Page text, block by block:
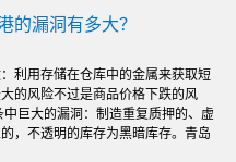
的漏洞有多大？
利用存储在仓库中的金属来获取短
的风险不过是商品价格下跌的风
巨大的漏洞：制造重复质押的、虚
，不透明的库存为黑暗库存。青岛